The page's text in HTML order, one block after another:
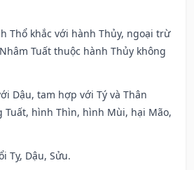
Thổ khắc với hành Thủy, ngoại trừ
Tuất thuộc hành Thủy không
Dậu, tam hợp với Tý và Thân
Tuất, hình Thìn, hình Mùi, hại Mão,
Tỵ, Dậu, Sửu.